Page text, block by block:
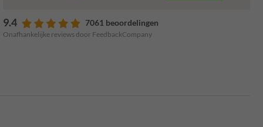
9.4 7061 beoordelingen
Onafhankelijke reviews door FeedbackCompany